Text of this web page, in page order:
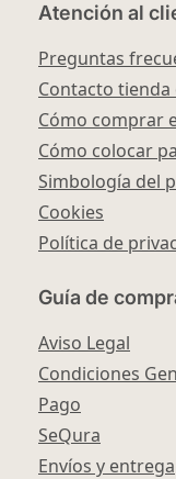
Atención al
Preguntas
Contacto
Cómo comprar
Cómo colocar
Simbología del
Cookies
Política de
Guía de
Aviso Legal
Condiciones
Pago
SeQura
Envíos y entrega